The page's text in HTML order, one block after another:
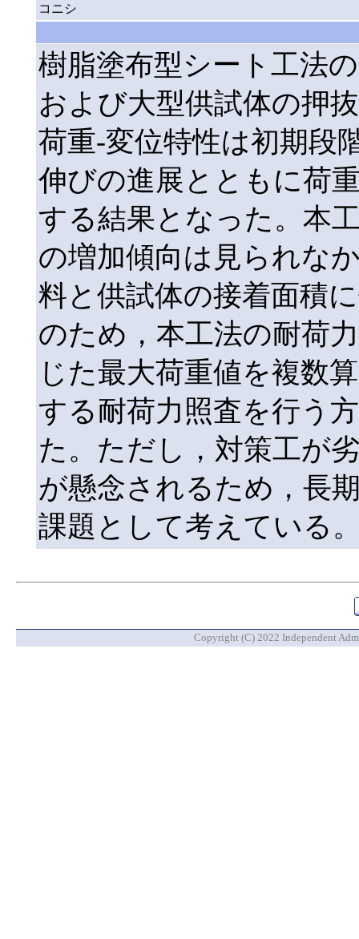
コニシ
樹脂塗布型シート工法
および大型供試体の押
荷重-変位特性は初期段
伸びの進展とともに荷
する結果となった。本
の増加傾向は見られな
料と供試体の接着面積
のため，本工法の耐荷
じた最大荷重値を複数
する耐荷力照査を行う
た。ただし，対策工が
が懸念されるため，長
課題として考えている
Copyright (C) 2022 Independent